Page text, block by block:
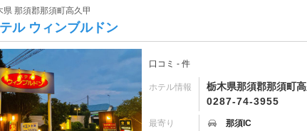
県 那須郡那須町高久甲
ル ウィンブルドン
口コミ - 件
ホテル情報
栃木県那須郡那須町
0287-74-3955
最寄り 那須IC